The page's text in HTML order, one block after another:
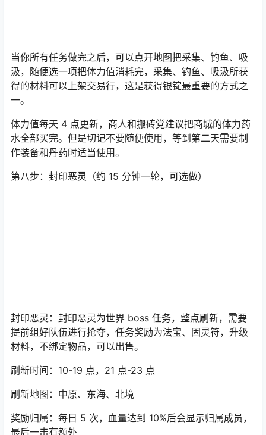
当你所有任务做完之后，可以点开地图把采集、钓鱼、吸
汲，随便选一项把体力值消耗完，采集、钓鱼、吸汲所获
得的材料可以上架交易行，这是获得银锭最重要的方式之
一。
体力值每天 4 点更新，商人和搬砖党建议把商城的体力药
水全部买完。但是切记不要随便使用，等到第二天需要制
作装备和丹药时适当使用。
封印恶灵：封印恶灵为世界 boss 任务，整点刷新，需要
提前组好队伍进行抢夺，任务奖励为法宝、固灵符，升级
材料，不绑定物品，可以出售。
刷新时间：10-19 点，21 点-23 点